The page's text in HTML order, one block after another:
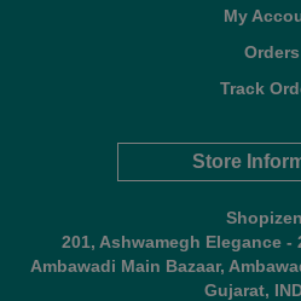
My
Orders
Track
Store
Shopizen
201, Ashwamegh Elegance -
Ambawadi Main Bazaar,
Gujarat,